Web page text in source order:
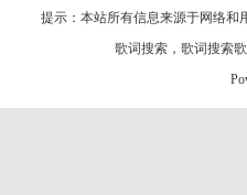
提示：本站所有信息来源于网络
歌词搜索 ， 歌词搜索